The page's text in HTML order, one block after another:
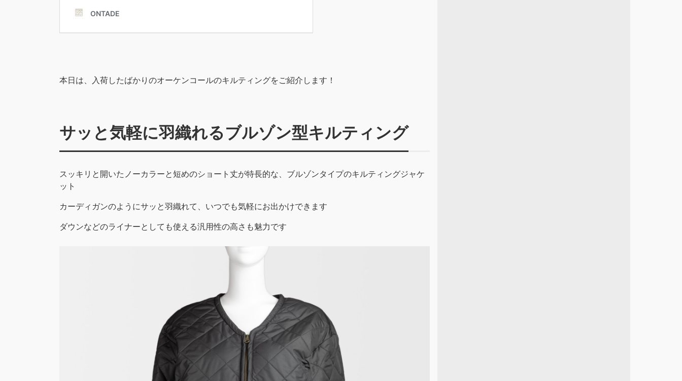
本日は、入荷したばかりのオーケンコールのキルティングをご紹介します！
サッと気軽に羽織れるブルゾン型キルティング
スッキリと開いたノーカラーと短めのショート丈が特長的な、ブルゾンタイプのキルティングジャケ
ット
カーディガンのようにサッと羽織れて、いつでも気軽にお出かけできます
ダウンなどのライナーとしても使える汎用性の高さも魅力です